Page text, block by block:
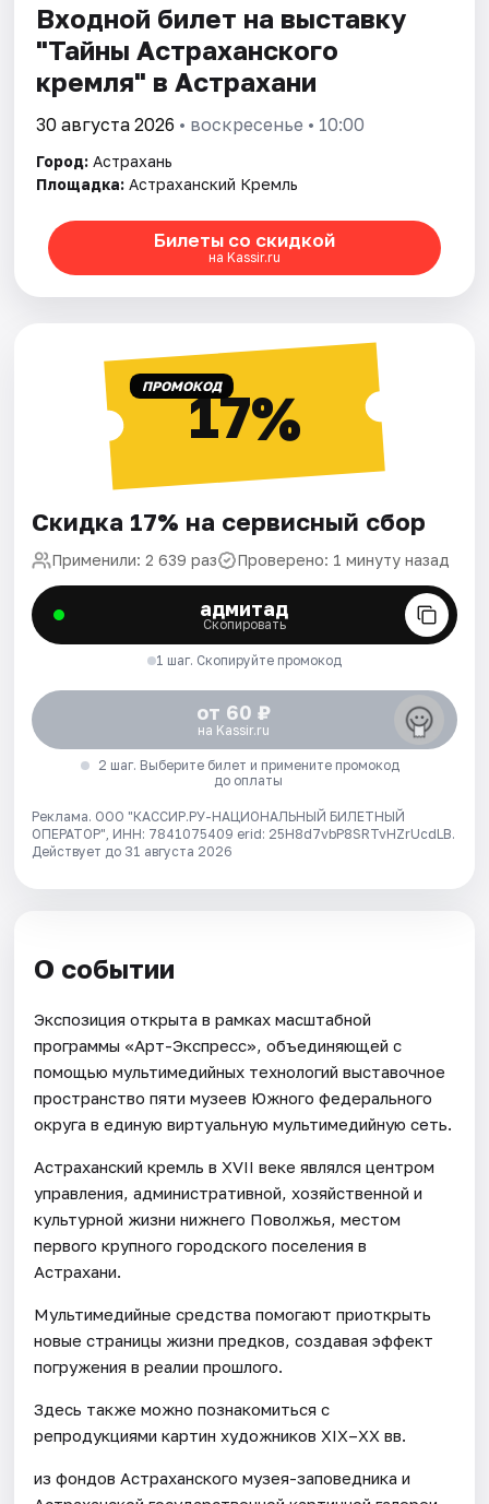
Входной билет на выставку
"Тайны Астраханского
кремля" в Астрахани
30 августа 2026 • воскресенье • 10:00
Город: Астрахань
Площадка: Астраханский Кремль
Билеты со скидкой
на Kassir.ru
ПРОМОКОД17%
Скидка 17% на сервисный сбор
Применили: 2 639 раз Проверено: 1 минуту назад
адмитад
Скопировать
1 шаг. Скопируйте промокод
от 60 ₽
на Kassir.ru
2 шаг. Выберите билет и примените промокод
до оплаты
Реклама. ООО "КАССИР.РУ-НАЦИОНАЛЬНЫЙ БИЛЕТНЫЙ
ОПЕРАТОР", ИНН: 7841075409 erid: 25H8d7vbP8SRTvHZrUcdLB.
Действует до 31 августа 2026
О событии
Экспозиция открыта в рамках масштабной
программы «Арт-Экспресс», объединяющей с
помощью мультимедийных технологий выставочное
пространство пяти музеев Южного федерального
округа в единую виртуальную мультимедийную сеть.
Астраханский кремль в XVII веке являлся центром
управления, административной, хозяйственной и
культурной жизни нижнего Поволжья, местом
первого крупного городского поселения в
Астрахани.
Мультимедийные средства помогают приоткрыть
новые страницы жизни предков, создавая эффект
погружения в реалии прошлого.
Здесь также можно познакомиться с
репродукциями картин художников XIX–XX вв.
из фондов Астраханского музея-заповедника и